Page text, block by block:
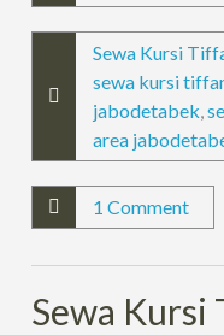
Sewa Kursi
sewa kursi
jabodetabek ,
area
1 Comment
Sewa Kursi